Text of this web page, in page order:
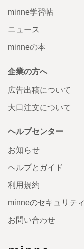
minne学習帖
ニュース
minneの本
企業の方へ
広告出稿について
大口注文について
ヘルプセンター
お知らせ
ヘルプとガイド
利用規約
minneのセキュリティ
お問い合わせ